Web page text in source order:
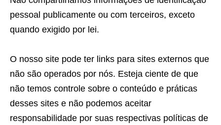
pessoal publicamente ou com terceiros, exceto
quando exigido por lei.
O nosso site pode ter links para sites externos que
não são operados por nós. Esteja ciente de que
não temos controle sobre o conteúdo e práticas
desses sites e não podemos aceitar
responsabilidade por suas respectivas políticas de